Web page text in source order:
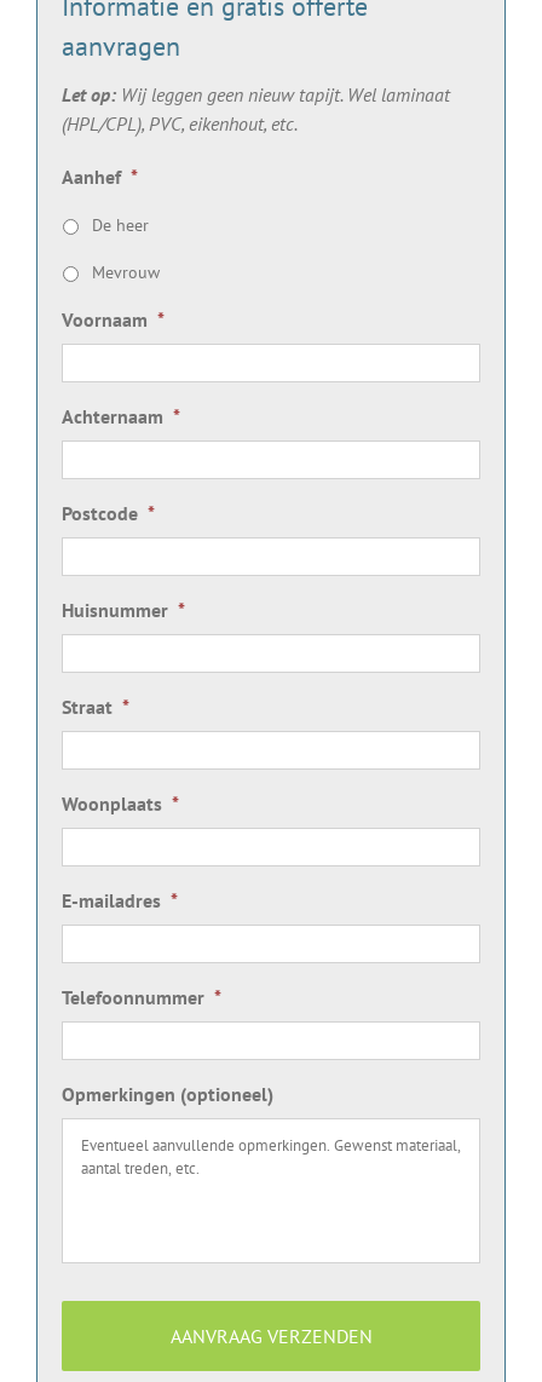
aanvragen
Let op:Wij leggen geen nieuw tapijt. Wel laminaat
(HPL/CPL), PVC, eikenhout, etc.
Aanhef *
De heer
Mevrouw
Voornaam *
Achternaam *
Postcode *
Huisnummer *
Straat *
Woonplaats *
E-mailadres *
Telefoonnummer *
Opmerkingen (optioneel)